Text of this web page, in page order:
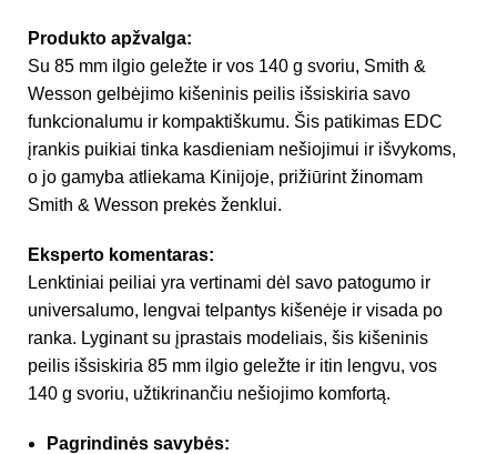
Produkto apžvalga:
Su 85 mm ilgio geležte ir vos 140 g svoriu, Smith &
Wesson gelbėjimo kišeninis peilis išsiskiria savo
funkcionalumu ir kompaktiškumu. Šis patikimas EDC
įrankis puikiai tinka kasdieniam nešiojimui ir išvykoms,
o jo gamyba atliekama Kinijoje, prižiūrint žinomam
Smith & Wesson prekės ženklui.
Eksperto komentaras:
Lenktiniai peiliai yra vertinami dėl savo patogumo ir
universalumo, lengvai telpantys kišenėje ir visada po
ranka. Lyginant su įprastais modeliais, šis kišeninis
peilis išsiskiria 85 mm ilgio geležte ir itin lengvu, vos
140 g svoriu, užtikrinančiu nešiojimo komfortą.
Pagrindinės savybės: